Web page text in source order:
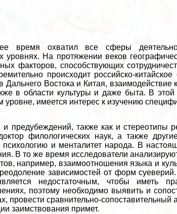
время охватил все сферы
уровнях. На протяжении веков
факторов, способствующих
происходит российско-
Дальнего Востока и Китая, взаимодействие
в области культуры и даже быта. В
уровне, имеется интерес к изучению
предубеждений, также как и стереотипы
филологических наук, а также
психологию и менталитет народа. В
В то же время исследователи
например, взаимоотношения языка и
зависимостей от форм
недостаточным, чтобы иметь
поэтому необходимо выявить и
провести сравнительно-сопоставительный
заимствования примет.